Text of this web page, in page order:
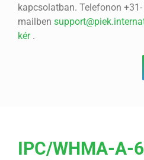
kapcsolatban. Telefonon
mailben
kér.
IPC/WHMA-A-